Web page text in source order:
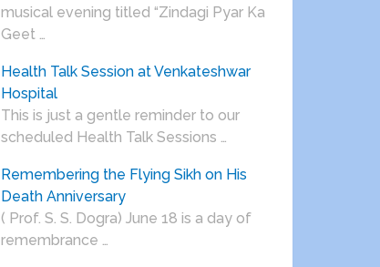
musical evening titled “Zindagi Pyar Ka
Geet …
Health Talk Session at Venkateshwar
Hospital
This is just a gentle reminder to our
scheduled Health Talk Sessions …
Remembering the Flying Sikh on His
Death Anniversary
( Prof. S. S. Dogra) June 18 is a day of
remembrance …